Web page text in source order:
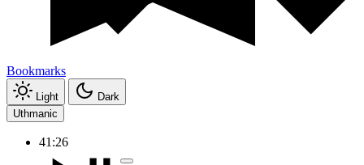
Bookmarks
Light
Dark
Uthmanic
41:26